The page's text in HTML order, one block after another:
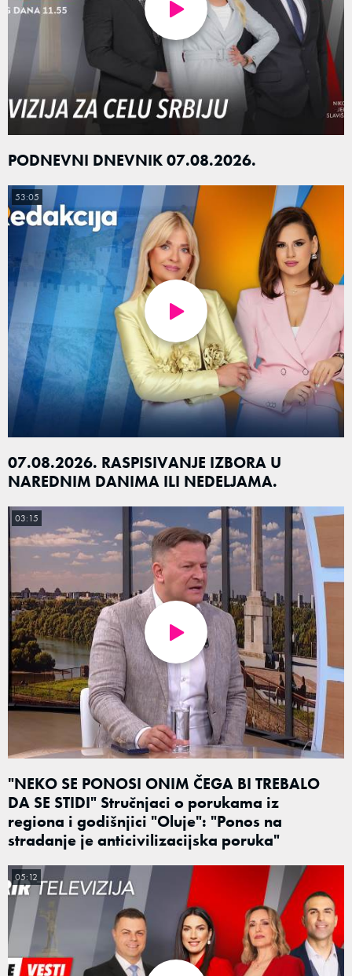
PODNEVNI DNEVNIK 07.08.2026.
07.08.2026. RASPISIVANJE IZBORA U
NAREDNIM DANIMA ILI NEDELJAMA.
53:05
"NEKO SE PONOSI ONIM ČEGA BI TREBALO
DA SE STIDI" Stručnjaci o porukama iz
regiona i godišnjici "Oluje": "Ponos na
stradanje je anticivilizacijska poruka"
03:15
05:12